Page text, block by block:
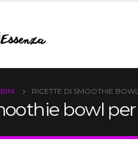
RICETTE DI SMOOTHIE
bowl